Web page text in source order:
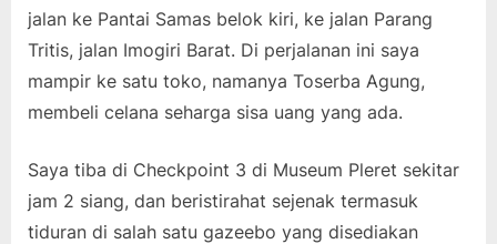
jalan ke Pantai Samas belok kiri, ke jalan Parang
Tritis, jalan Imogiri Barat. Di perjalanan ini saya
mampir ke satu toko, namanya Toserba Agung,
membeli celana seharga sisa uang yang ada.
Saya tiba di Checkpoint 3 di Museum Pleret sekitar
jam 2 siang, dan beristirahat sejenak termasuk
tiduran di salah satu gazeebo yang disediakan